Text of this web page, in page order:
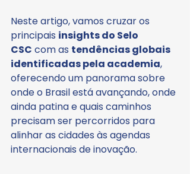
Neste artigo, vamos cruzar os
principais insights do Selo
CSC com as tendências globais
identificadas pela academia,
oferecendo um panorama sobre
onde o Brasil está avançando, onde
ainda patina e quais caminhos
precisam ser percorridos para
alinhar as cidades às agendas
internacionais de inovação.